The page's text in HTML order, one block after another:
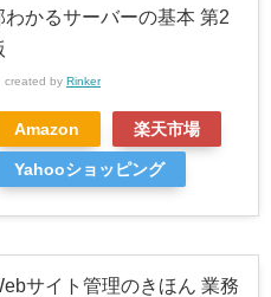
わかるサーバーの基本 第2
created by Rinker
Amazon 楽天市場
Yahooショッピング
サイト管理のきほん 業務